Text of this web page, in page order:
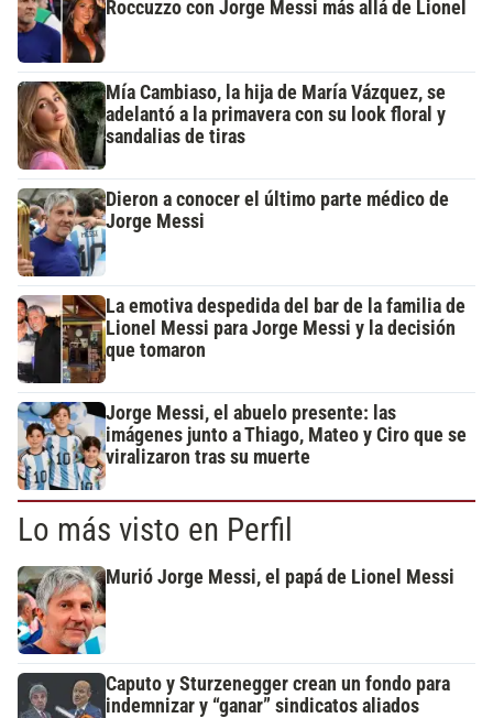
Roccuzzo con Jorge Messi más allá de Lionel
Mía Cambiaso, la hija de María Vázquez, se
adelantó a la primavera con su look floral y
sandalias de tiras
Dieron a conocer el último parte médico de
Jorge Messi
La emotiva despedida del bar de la familia de
Lionel Messi para Jorge Messi y la decisión
que tomaron
Jorge Messi, el abuelo presente: las
imágenes junto a Thiago, Mateo y Ciro que se
viralizaron tras su muerte
Lo más visto en Perfil
Murió Jorge Messi, el papá de Lionel Messi
Caputo y Sturzenegger crean un fondo para
indemnizar y “ganar” sindicatos aliados